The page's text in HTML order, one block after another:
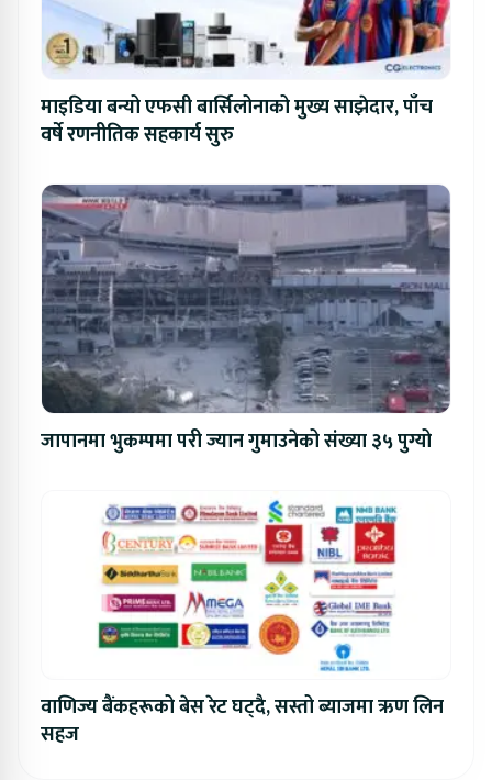
माइडिया बन्यो एफसी बार्सिलोनाको मुख्य साझेदार, पाँच
वर्षे रणनीतिक सहकार्य सुरु
जापानमा भुकम्पमा परी ज्यान गुमाउनेको संख्या ३५ पुग्यो
वाणिज्य बैंकहरूको बेस रेट घट्दै, सस्तो ब्याजमा ऋण लिन
सहज